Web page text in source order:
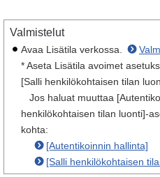
Valmistelut
Avaa Lisätila verkossa.
* Aseta Lisätila avoimet
[Salli henkilökohtaisen tilan
Jos haluat muuttaa
henkilökohtaisen tilan luonti]-
kohta:
[Autentikoinnin hallinta]
[Salli henkilökohtaisen